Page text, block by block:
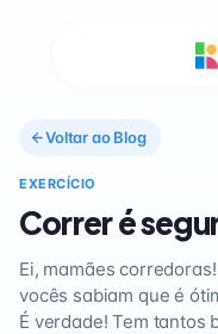
Voltar ao Blog
EXERCÍCIO
Correr é
Ei, mamães
vocês sabiam que é
É verdade! Tem tantos